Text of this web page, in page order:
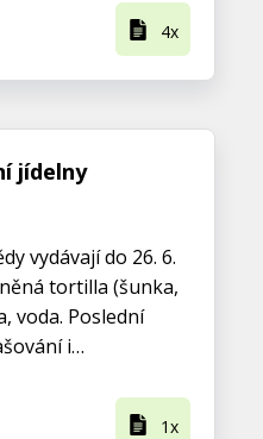
4x
jídelny
vydávají do 26. 6.
tortilla (šunka,
voda. Poslední
i…
1x